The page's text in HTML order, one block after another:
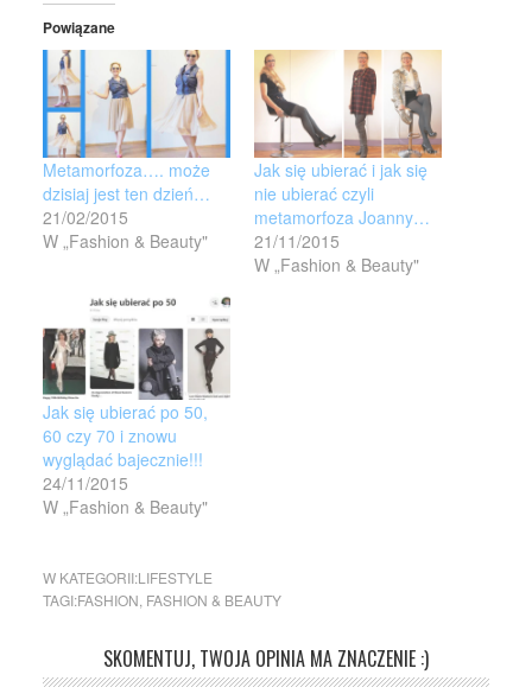
Powiązane
Metamorfoza…. może
dzisiaj jest ten dzień…
21/02/2015
W „Fashion & Beauty"
Jak się ubierać i jak się
nie ubierać czyli
metamorfoza Joanny…
21/11/2015
W „Fashion & Beauty"
Jak się ubierać po 50,
60 czy 70 i znowu
wyglądać bajecznie!!!
24/11/2015
W „Fashion & Beauty"
W KATEGORII:LIFESTYLE
TAGI:FASHION FASHION & BEAUTY
SKOMENTUJ, TWOJA OPINIA MA ZNACZENIE :)